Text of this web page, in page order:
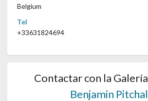
Belgium
Tel
+33631824694
Contactar con la Galería
Benjamin Pitchal